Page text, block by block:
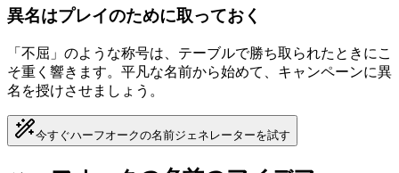
異名はプレイのために取っておく
「不屈」のような称号は、テーブルで勝ち取られたときにこ
そ重く響きます。平凡な名前から始めて、キャンペーンに異
名を授けさせましょう。
今すぐハーフオークの名前ジェネレーターを試す